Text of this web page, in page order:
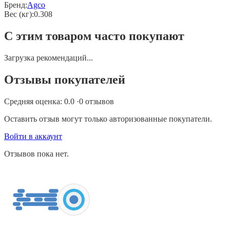
Бренд:Agco
Вес (кг):0.308
С этим товаром часто покупают
Загрузка рекомендаций...
Отзывы покупателей
Средняя оценка: 0.0 ·0 отзывов
Оставить отзыв могут только авторизованные покупатели.
Войти в аккаунт
Отзывов пока нет.